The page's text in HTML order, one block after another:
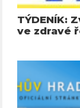
TÝDENÍK:
ve zdravé